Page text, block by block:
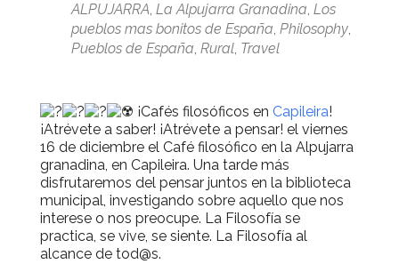
ALPUJARRA, La Alpujarra Granadina, Los
pueblos mas bonitos de España, Philosophy,
Pueblos de España, Rural, Travel
¡Cafés filosóficos en Capileira!
¡Atrévete a saber! ¡Atrévete a pensar! el viernes
16 de diciembre el Café filosófico en la Alpujarra
granadina, en Capileira. Una tarde más
disfrutaremos del pensar juntos en la biblioteca
municipal, investigando sobre aquello que nos
interese o nos preocupe. La Filosofía se
practica, se vive, se siente. La Filosofía al
alcance de tod@s.